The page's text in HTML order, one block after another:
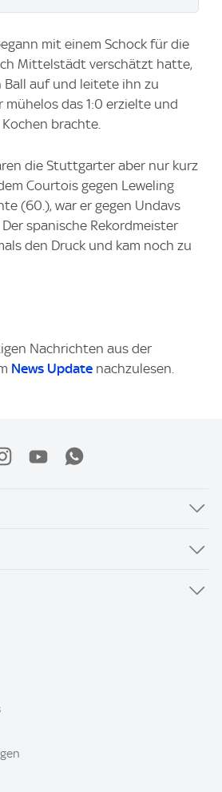
mit einem Schock für die
Mittelstädt verschätzt hatte,
Ball auf und leitete ihn zu
mühelos das 1:0 erzielte und
brachte.
die Stuttgarter aber nur kurz
Courtois gegen Leweling
(60.), war er gegen Undavs
spanische Rekordmeister
den Druck und kam noch zu
Nachrichten aus der
News Update nachzulesen.